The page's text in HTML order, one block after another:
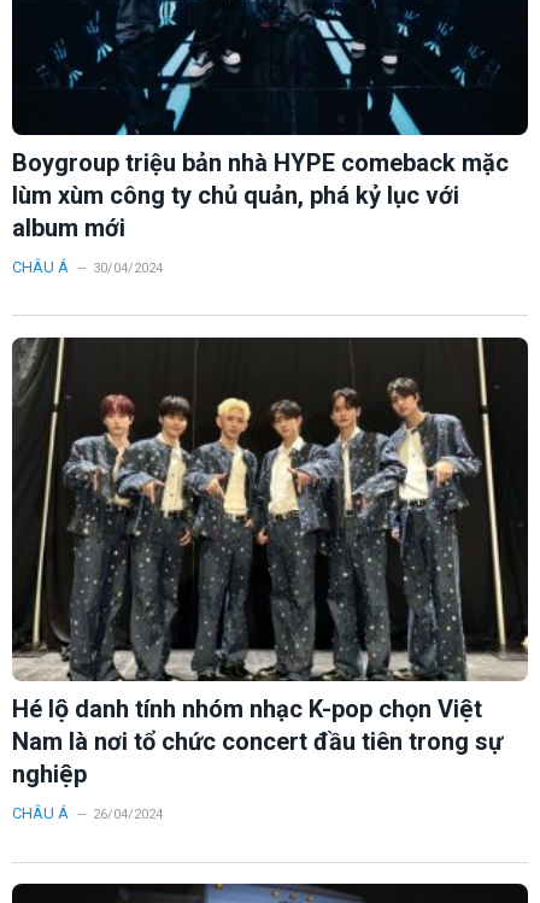
Boygroup triệu bản nhà HYPE comeback mặc
lùm xùm công ty chủ quản, phá kỷ lục với
album mới
CHÂU Á 30/04/2024
Hé lộ danh tính nhóm nhạc K-pop chọn Việt
Nam là nơi tổ chức concert đầu tiên trong sự
nghiệp
CHÂU Á 26/04/2024